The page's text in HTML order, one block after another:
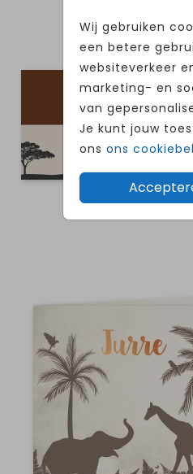
Wij gebruiken
een betere
websiteverkeer
marketing- en
van
Je kunt jouw
ons ons